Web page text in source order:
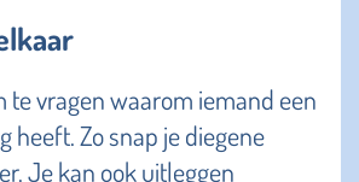
te vragen waarom iemand een
heeft. Zo snap je diegene
Je kan ook uitleggen